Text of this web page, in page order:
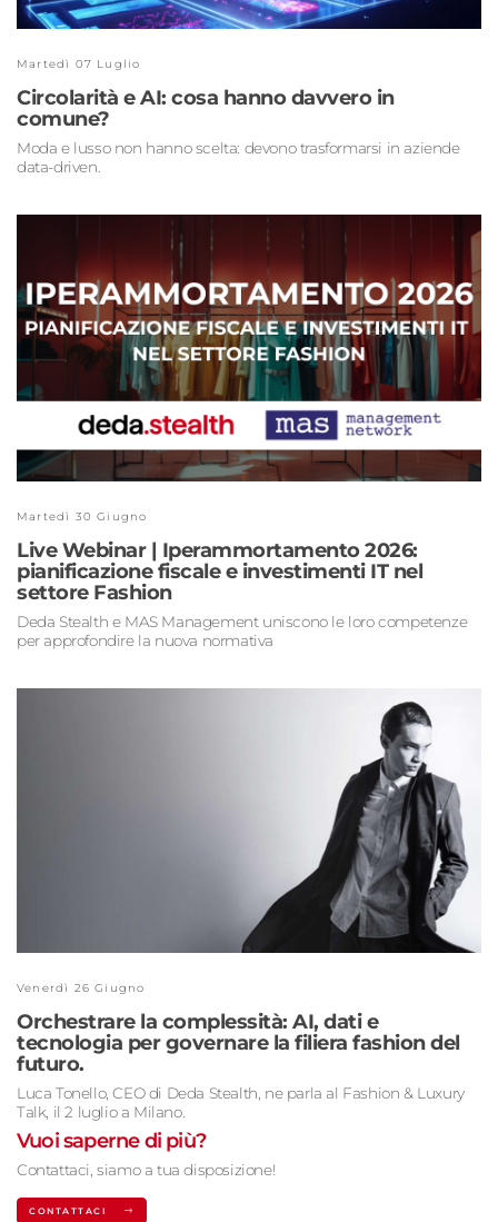
Martedì 07 Luglio
Circolarità e AI: cosa hanno davvero in
comune?
Moda e lusso non hanno scelta: devono trasformarsi in aziende
data-driven.
Martedì 30 Giugno
Live Webinar | Iperammortamento 2026:
pianificazione fiscale e investimenti IT nel
settore Fashion
Deda Stealth e MAS Management uniscono le loro competenze
per approfondire la nuova normativa
Venerdì 26 Giugno
Orchestrare la complessità: AI, dati e
tecnologia per governare la filiera fashion del
futuro.
Luca Tonello, CEO di Deda Stealth, ne parla al Fashion & Luxury
Talk, il 2 luglio a Milano.
Vuoi saperne di più?
Contattaci, siamo a tua disposizione!
CONTATTACI